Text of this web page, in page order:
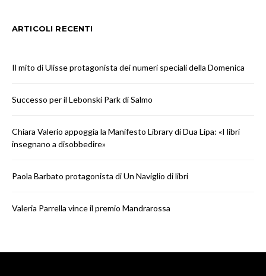
ARTICOLI RECENTI
Il mito di Ulisse protagonista dei numeri speciali della Domenica
Successo per il Lebonski Park di Salmo
Chiara Valerio appoggia la Manifesto Library di Dua Lipa: «I libri
insegnano a disobbedire»
Paola Barbato protagonista di Un Naviglio di libri
Valeria Parrella vince il premio Mandrarossa